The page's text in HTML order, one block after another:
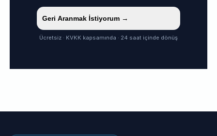
Geri Aranmak İstiyorum →
Ücretsiz · KVKK kapsamında · 24 saat içinde dönüş